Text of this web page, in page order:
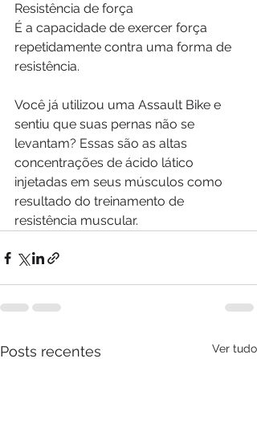
Resistência de força
É a capacidade de exercer força
repetidamente contra uma forma de
resistência.
Você já utilizou uma Assault Bike e
sentiu que suas pernas não se
levantam? Essas são as altas
concentrações de ácido lático
injetadas em seus músculos como
resultado do treinamento de
resistência muscular.
Posts recentes Ver tudo